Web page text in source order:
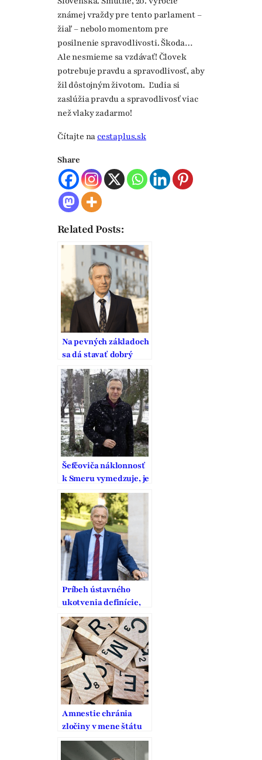
známej vraždy pre tento parlament –
žiaľ – nebolo momentom pre
posilnenie spravodlivosti. Škoda…
Ale nesmieme sa vzdávať! Človek
potrebuje pravdu a spravodlivosť, aby
žil dôstojným životom. Ľudia si
zaslúžia pravdu a spravodlivosť viac
než vlaky zadarmo!
Čítajte na cestaplus.sk
Share
Related Posts:
Na pevných základoch
sa dá stavať dobrý
domov
Šefčoviča náklonnosť
k Smeru vymedzuje, je
to pritom strana
vodcovského typu
Príbeh ústavného
ukotvenia definície,
ochrany a podpory
manželstva na
Slovensku
Amnestie chránia
zločiny v mene štátu